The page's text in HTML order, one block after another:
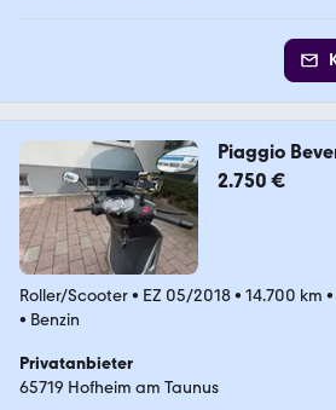
Piaggio
2.750 €
Roller/Scooter• EZ 05/2018• 14.700 km •
• Benzin
Privatanbieter
65719 Hofheim am Taunus